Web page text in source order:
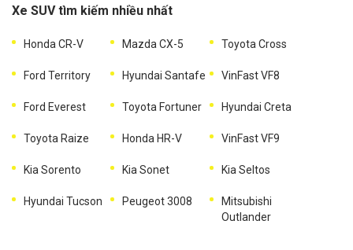
Xe SUV tìm kiếm nhiều nhất
Honda CR-V Mazda CX-5 Toyota Cross
Ford Territory Hyundai Santafe VinFast VF8
Ford Everest Toyota Fortuner Hyundai Creta
Toyota Raize Honda HR-V VinFast VF9
Kia Sorento Kia Sonet Kia Seltos
Hyundai Tucson Peugeot 3008
Mitsubishi
Outlander